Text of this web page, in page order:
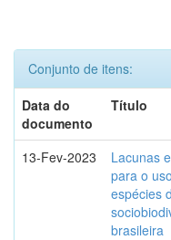
Conjunto de itens:
Data do
documento
Título
13-Fev-2023
Lacunas
para o
espécies
brasileira